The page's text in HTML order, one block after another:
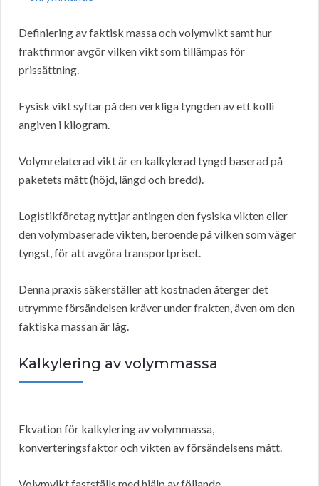
Definiering av faktisk massa och volymvikt samt hur
fraktfirmor avgör vilken vikt som tillämpas för
prissättning.
Fysisk vikt syftar på den verkliga tyngden av ett kolli
angiven i kilogram.
Volymrelaterad vikt är en kalkylerad tyngd baserad på
paketets mått (höjd, längd och bredd).
Logistikföretag nyttjar antingen den fysiska vikten eller
den volymbaserade vikten, beroende på vilken som väger
tyngst, för att avgöra transportpriset.
Denna praxis säkerställer att kostnaden återger det
utrymme försändelsen kräver under frakten, även om den
faktiska massan är låg.
Kalkylering av volymmassa
Ekvation för kalkylering av volymmassa,
konverteringsfaktor och vikten av försändelsens mått.